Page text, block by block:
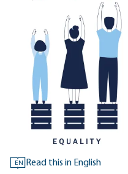
EN Read this in English